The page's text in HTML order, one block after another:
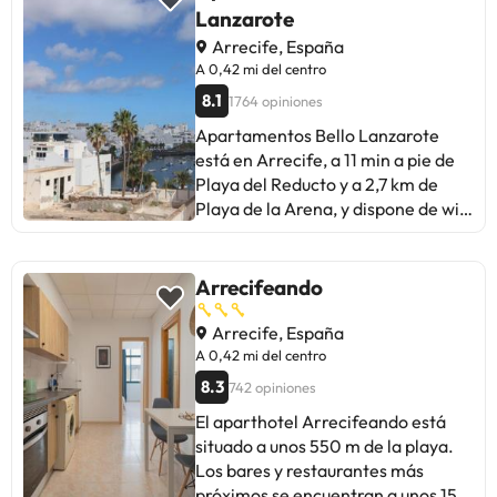
el wifi y ruidos externos, pero
valoran la relación calidad-precio.
Perfecto para viajeros que buscan
economía y cercanía a la playa y
servicios. ¡Una opción
recomendable en Arrecife!
Lanzarote
Arrecife, España
A 0,42 mi del centro
8.1 1764 opiniones
Apartamentos Bello Lanzarote
está en Arrecife, a 11 min a pie de
Playa del Reducto y a 2,7 km de
Playa de la Arena, y dispone de wifi
tostadora en algunas unidades Club
de Golf Costa Teguise está a 7,7 km
del alojamiento, y Monumento al
Campesino está a 9,3 km. El
aeropuerto más cercano
(Aeropuerto de Lanzarote) está a 5
km.Informa a con antelación de tu
hora prevista de llegada. Para ello,
puedes utilizar el apartado de
Arrecifeando
Arrecife, España
A 0,42 mi del centro
8.3 742 opiniones
El aparthotel Arrecifeando está
situado a unos 550 m de la playa.
Los bares y restaurantes más